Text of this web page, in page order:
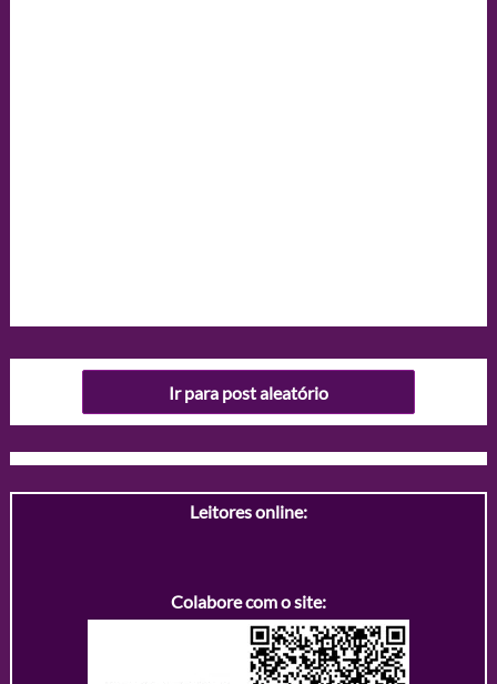
Ir para post aleatório
Leitores online:
Colabore com o site: